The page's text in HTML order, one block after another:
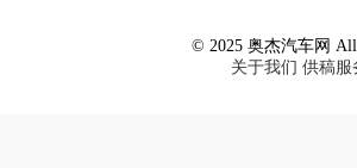
© 2025 奥杰汽车网 All
关于我们 供稿服